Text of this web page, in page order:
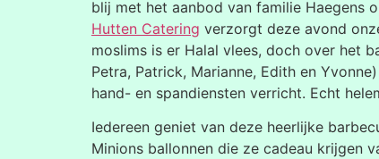
blij met het aanbod van familie Haegens
Hutten Catering verzorgt deze avond
moslims is er Halal vlees, doch over het
Petra, Patrick, Marianne, Edith en
hand- en spandiensten verricht. Echt
Iedereen geniet van deze heerlijke
Minions ballonnen die ze cadeau krijgen